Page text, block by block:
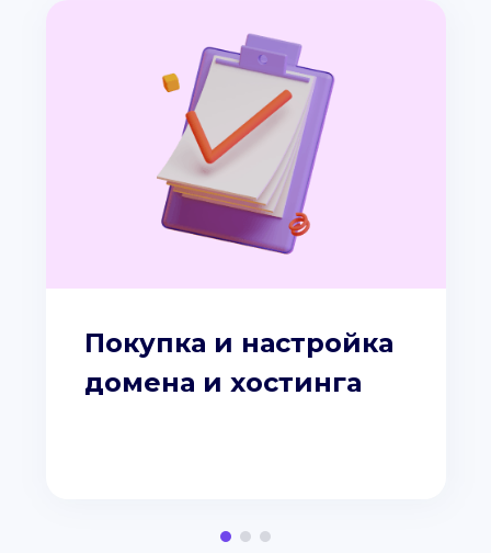
Покупка и настройка
домена и хостинга